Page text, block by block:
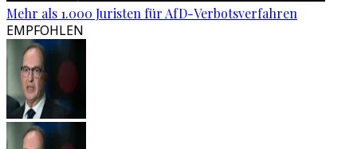
Mehr als 1.000 Juristen für AfD-Verbotsverfahren
EMPFOHLEN